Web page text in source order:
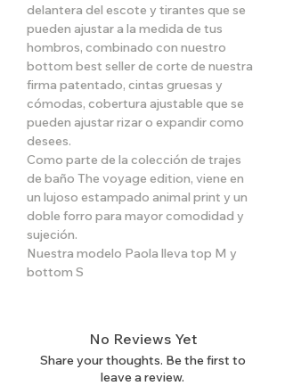
delantera del escote y tirantes que se
pueden ajustar a la medida de tus
hombros, combinado con nuestro
bottom best seller de corte de nuestra
firma patentado, cintas gruesas y
cómodas, cobertura ajustable que se
pueden ajustar rizar o expandir como
desees.
Como parte de la colección de trajes
de baño The voyage edition, viene en
un lujoso estampado animal print y un
doble forro para mayor comodidad y
sujeción.
Nuestra modelo Paola lleva top M y
bottom S
No Reviews Yet
Share your thoughts. Be the first to
leave a review.